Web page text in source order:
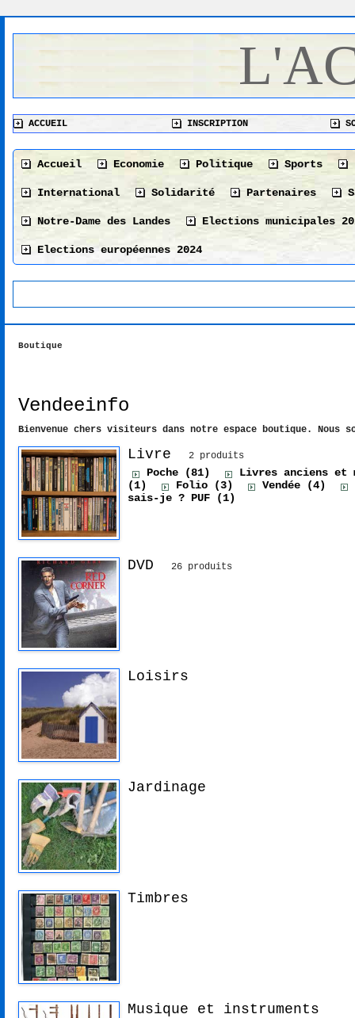
ACCUEIL INSCRIPTION
Accueil Economie Politique Sports
International Solidarité Partenaires
Notre-Dame des Landes Elections municipales
Elections européennes 2024
Boutique
Vendeeinfo
Bienvenue chers visiteurs dans notre espace boutique. Nous
Livre 2 produits
Poche (81)
Livres anciens et
(1)
Folio (3)
Vendée (4)
sais-je ? PUF (1)
DVD 26 produits
Loisirs
Jardinage
Timbres
Musique et instruments